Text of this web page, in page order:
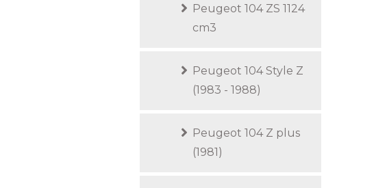
Peugeot 104 ZS 1124
cm3
Peugeot 104 Style Z
(1983 - 1988)
Peugeot 104 Z plus
(1981)